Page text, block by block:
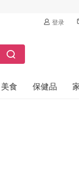
登录
美食 保健品